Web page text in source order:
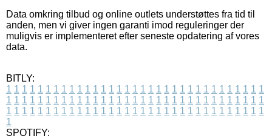
Data omkring tilbud og online outlets understøttes fra tid til
anden, men vi giver ingen garanti imod reguleringer der
muligvis er implementeret efter seneste opdatering af vores
data.
BITLY:
1 1 1 1 1 1 1 1 1 1 1 1 1 1 1 1 1 1 1 1 1 1 1 1 1 1 1 1 1 1 1 1 1
1 1 1 1 1 1 1 1 1 1 1 1 1 1 1 1 1 1 1 1 1 1 1 1 1 1 1 1 1 1 1 1 1
1 1 1 1 1 1 1 1 1 1 1 1 1 1 1 1 1 1 1 1 1 1 1 1 1 1 1 1 1 1 1 1 1
1
SPOTIFY: